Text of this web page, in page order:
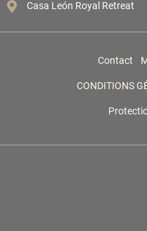
Casa León Royal Retreat
Contact
CONDITIONS